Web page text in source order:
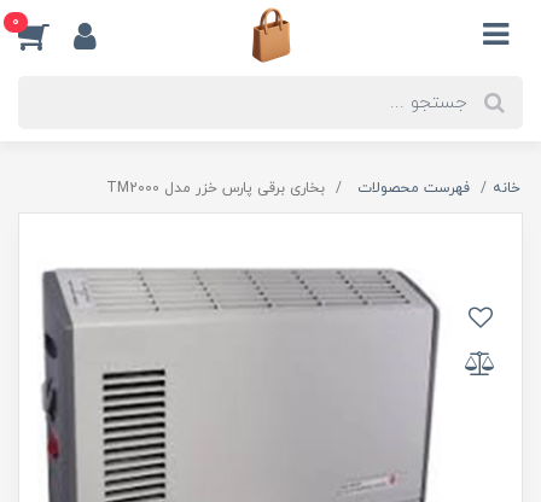
0
خانه فهرست محصولات بخاری برقی پارس خزر مدل TM2000